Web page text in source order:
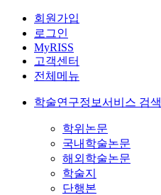
회원가입
로그인
MyRISS
고객센터
전체메뉴
학술연구정보서비스 검색
학위논문
국내학술논문
해외학술논문
학술지
단행본